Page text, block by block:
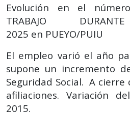
Evolución en el
TRABAJO
2025 en PUEYO/PUIU
El empleo varió el año
supone un incremento
Seguridad Social. A
afiliaciones.Variación
2015.